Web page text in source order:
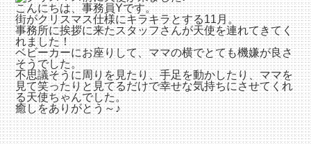
こんにちは、事務員Yです。
街がクリスマス仕様にキラキラとする11月。
事務所に挨拶に来たスタッフさんが天使を連れてきてく
れました！
ベビーカーにお座りして、ママの横でとても機嫌が良さ
そうでした。
不思議そうに周りを見たり、手足を動かしたり、ママを
見て笑ったりと見てるだけで幸せな気持ちにさせてくれ
る天使ちゃんでした。
癒しをありがとう～♪